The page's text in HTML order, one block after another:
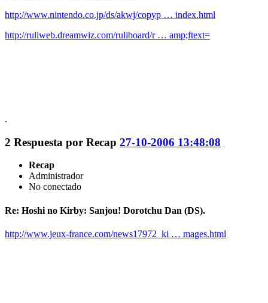
http://www.nintendo.co.jp/ds/akwj/copyp … index.html
http://ruliweb.dreamwiz.com/ruliboard/r … amp;ftext=
.
2 Respuesta por Recap 27-10-2006 13:48:08
Recap
Administrador
No conectado
Re: Hoshi no Kirby: Sanjou! Dorotchu Dan (DS).
http://www.jeux-france.com/news17972_ki … mages.html